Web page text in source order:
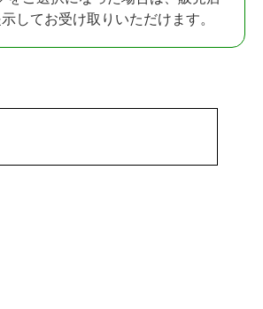
してお受け取りいただけます。